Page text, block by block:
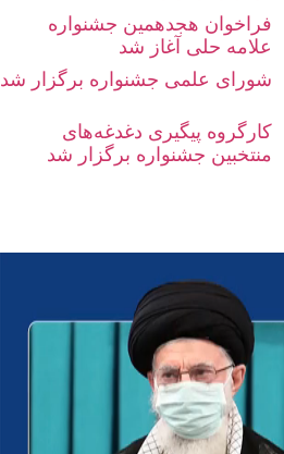
فراخوان هجدهمین جشنواره
علامه حلی آغاز شد
شورای علمی جشنواره برگزار شد
کارگروه پیگیری دغدغه‌های
منتخبین جشنواره برگزار شد